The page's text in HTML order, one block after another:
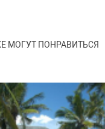
МОГУТ ПОНРАВИТЬСЯ